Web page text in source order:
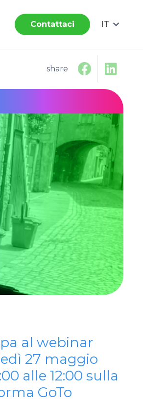
Contattaci IT
share
al webinar
27 maggio
alle 12:00 sulla
GoTo